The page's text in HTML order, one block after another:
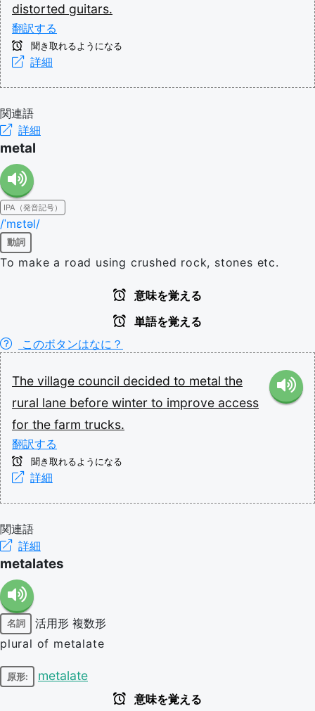
distorted guitars.
翻訳する
聞き取れるようになる
詳細
関連語
詳細
metal
IPA（発音記号）
/ˈmɛtəl/
動詞
To make a road using crushed rock, stones etc.
意味を覚える
単語を覚える
このボタンはなに？
The village council decided to metal the
rural lane before winter to improve access
for the farm trucks.
翻訳する
聞き取れるようになる
詳細
関連語
詳細
metalates
名詞 活用形 複数形
plural of metalate
原形: metalate
意味を覚える